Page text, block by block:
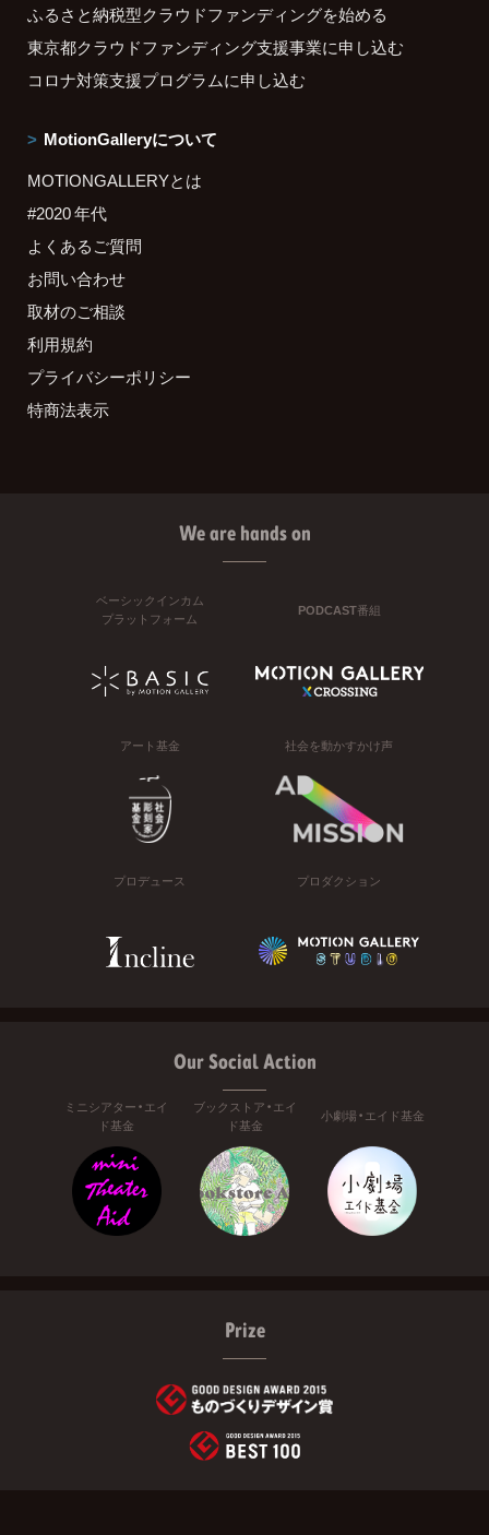
ふるさと納税型クラウドファンディングを始める
東京都クラウドファンディング支援事業に申し込む
コロナ対策支援プログラムに申し込む
MotionGalleryについて
MOTIONGALLERYとは
#2020 年代
よくあるご質問
お問い合わせ
取材のご相談
利用規約
プライバシーポリシー
特商法表示
We are hands on
ベーシックインカム
プラットフォーム
PODCAST番組
アート基金 社会を動かすかけ声
プロデュース プロダクション
Our Social Action
ミニシアター・エイ
ド基金
ブックストア・エイ
ド基金
小劇場・エイド基金
Prize